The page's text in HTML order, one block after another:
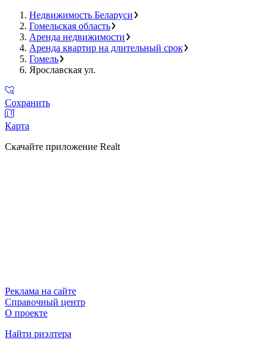
Недвижимость Беларуси
Гомельская область
Аренда недвижимости
Аренда квартир на длительный срок
Гомель
Ярославская ул.
Сохранить
Карта
Скачайте приложение Realt
Реклама на сайте
Справочный центр
О проекте
Найти риэлтера